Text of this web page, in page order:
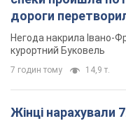
дороги
Відео
Негода накрила Івано-
курортний Буковель
7 годин тому 14,9 т.
Жінці нарахували